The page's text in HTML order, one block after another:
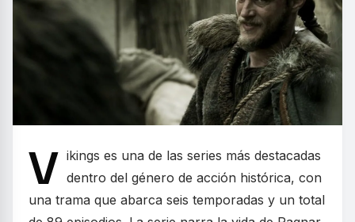
V ikings es una de las series más destacadas
dentro del género de acción histórica, con
una trama que abarca seis temporadas y un total